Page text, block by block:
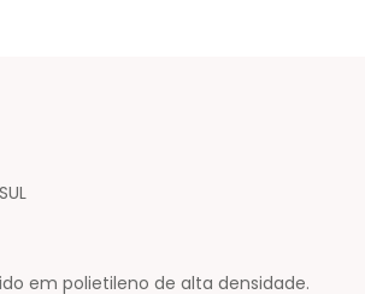
em polietileno de alta densidade.